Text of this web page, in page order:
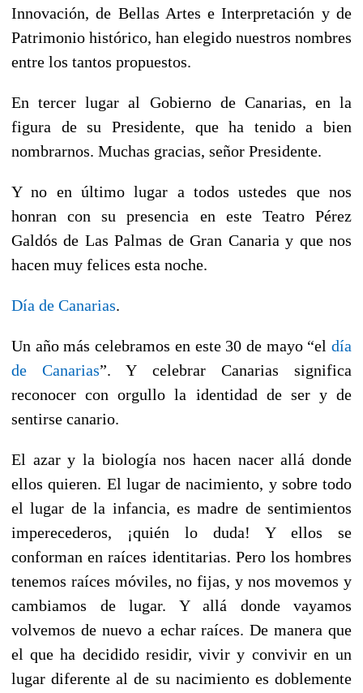
Innovación, de Bellas Artes e Interpretación y de
Patrimonio histórico, han elegido nuestros nombres
entre los tantos propuestos.
En tercer lugar al Gobierno de Canarias, en la
figura de su Presidente, que ha tenido a bien
nombrarnos. Muchas gracias, señor Presidente.
Y no en último lugar a todos ustedes que nos
honran con su presencia en este Teatro Pérez
Galdós de Las Palmas de Gran Canaria y que nos
hacen muy felices esta noche.
Día de Canarias.
Un año más celebramos en este 30 de mayo “el día
de Canarias”. Y celebrar Canarias significa
reconocer con orgullo la identidad de ser y de
sentirse canario.
El azar y la biología nos hacen nacer allá donde
ellos quieren. El lugar de nacimiento, y sobre todo
el lugar de la infancia, es madre de sentimientos
imperecederos, ¡quién lo duda! Y ellos se
conforman en raíces identitarias. Pero los hombres
tenemos raíces móviles, no fijas, y nos movemos y
cambiamos de lugar. Y allá donde vayamos
volvemos de nuevo a echar raíces. De manera que
el que ha decidido residir, vivir y convivir en un
lugar diferente al de su nacimiento es doblemente